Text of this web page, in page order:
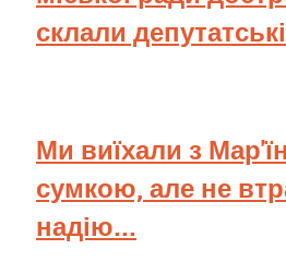
склали
Ми виїхали з
сумкою, але не
надію...